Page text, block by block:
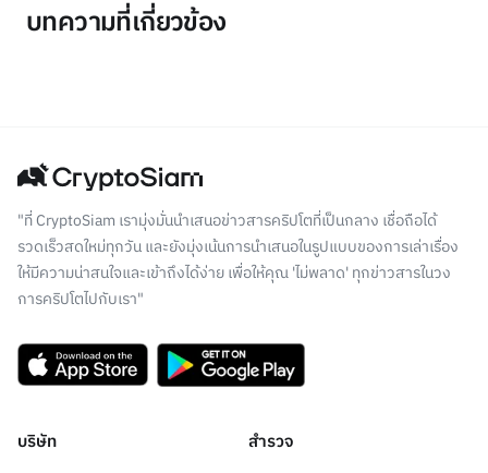
บทความที่เกี่ยวข้อง
"ที่ CryptoSiam เรามุ่งมั่นนำเสนอข่าวสารคริปโตที่เป็นกลาง เชื่อถือได้
รวดเร็วสดใหม่ทุกวัน และยังมุ่งเน้นการนำเสนอในรูปแบบของการเล่าเรื่อง
ให้มีความน่าสนใจและเข้าถึงได้ง่าย เพื่อให้คุณ 'ไม่พลาด' ทุกข่าวสารในวง
การคริปโตไปกับเรา"
บริษัท สำรวจ